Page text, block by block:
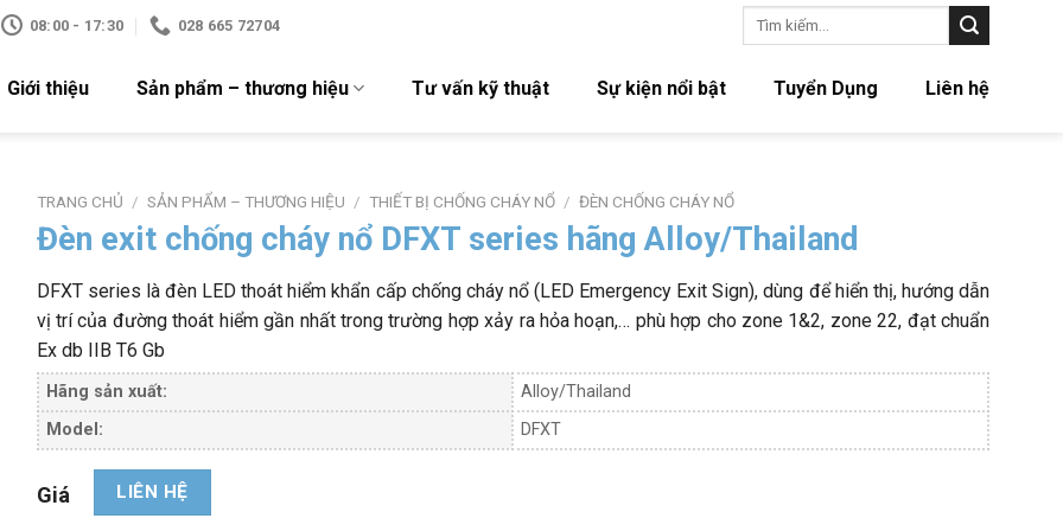
08:00 - 17:30 028 665 72704
Tìm
Giới thiệu Sản phẩm – thương hiệu Tư vấn kỹ thuật Sự kiện nổi bật Tuyển Dụng Liên hệ
TRANG CHỦ / SẢN PHẨM – THƯƠNG HIỆU / THIẾT BỊ CHỐNG CHÁY NỔ / ĐÈN CHỐNG CHÁY NỔ
Đèn exit chống cháy nổ DFXT series hãng Alloy/Thailand
DFXT series là đèn LED thoát hiểm khẩn cấp chống cháy nổ (LED Emergency Exit Sign), dùng để hiển thị, hướng dẫn
vị trí của đường thoát hiểm gần nhất trong trường hợp xảy ra hỏa hoạn,… phù hợp cho zone 1&2, zone 22, đạt chuẩn
Ex db IIB T6 Gb
Hãng sản xuất:
Alloy/Thailand
Model:
DFXT
Giá LIÊN HỆ